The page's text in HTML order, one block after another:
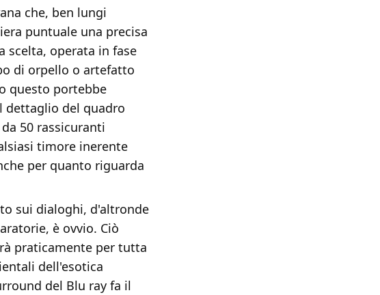
che, ben lungi
puntuale una precisa
scelta, operata in fase
di orpello o artefatto
questo portebbe
dettaglio del quadro
50 rassicuranti
timore inerente
per quanto riguarda
sui dialoghi, d'altronde
è ovvio. Ciò
praticamente per tutta
dell'esotica
del Blu ray fa il